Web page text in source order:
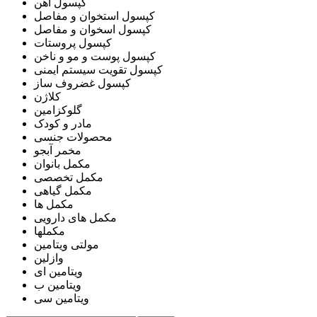
کپسول آهن
کپسول استخوان و مفاصل
کپسول اسخوان و مفاصل
کپسول پروستات
کپسول پوست و مو و ناخن
کپسول تقویت سیستم ایمنی
کپسول غضروف ساز
کلاژن
گلوکزامین
مادر و کودک
محصولات جنسی
مخمر آبجو
مکمل بانوان
مکمل تخصصی
مکمل گیاهی
مکمل ها
مکمل های دارویی
مکملها
مولتی ویتامین
وازلین
ویتامین ای
ویتامین ب
ویتامین سی